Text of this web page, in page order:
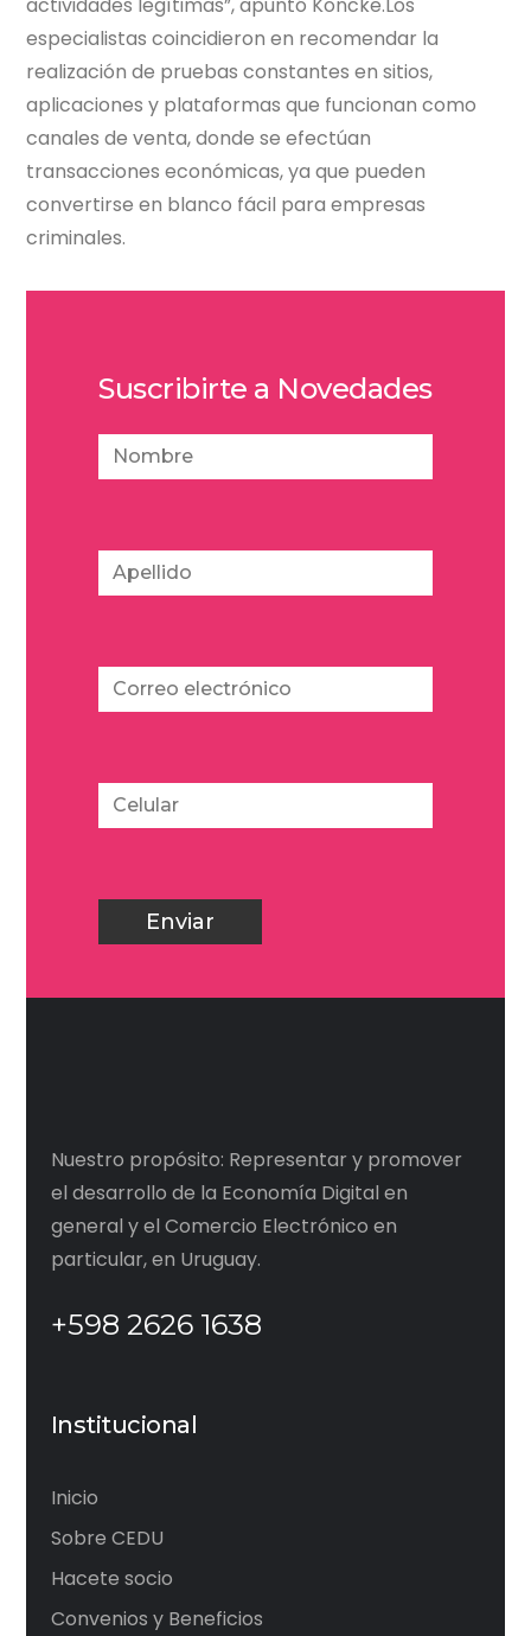
especialistas coincidieron en recomendar la
realización de pruebas constantes en sitios,
aplicaciones y plataformas que funcionan como
canales de venta, donde se efectúan
transacciones económicas, ya que pueden
convertirse en blanco fácil para empresas
criminales.
Suscribirte a Novedades
Nuestro propósito: Representar y promover
el desarrollo de la Economía Digital en
general y el Comercio Electrónico en
particular, en Uruguay.
+598 2626 1638
Institucional
Inicio
Sobre CEDU
Hacete socio
Convenios y Beneficios